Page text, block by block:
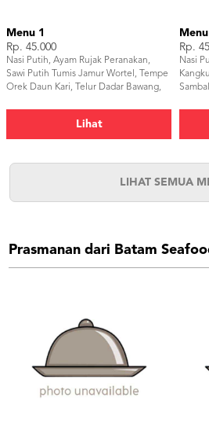
Menu 1
Rp. 45.000
Nasi Putih, Ayam Rujak Peranakan,
Sawi Putih Tumis Jamur Wortel, Tempe
Orek Daun Kari, Telur Dadar Bawang,
Lihat
Rp.
Nasi
LIHAT SEMUA
Prasmanan dari Batam